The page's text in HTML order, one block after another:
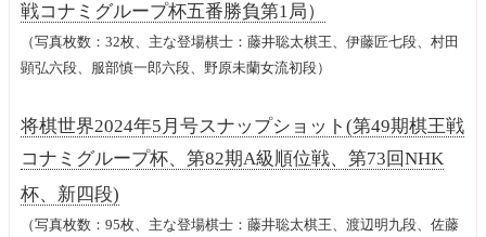
戦コナミグループ杯五番勝負第1局）
（写真枚数：32枚、主な登場棋士：藤井聡太棋王、伊藤匠七段、村田
顕弘六段、服部慎一郎六段、野原未蘭女流初段）
将棋世界2024年5月号スナップショット(第49期棋王戦
コナミグループ杯、第82期A級順位戦、第73回NHK
杯、新四段)
（写真枚数：95枚、主な登場棋士：藤井聡太棋王、渡辺明九段、佐藤